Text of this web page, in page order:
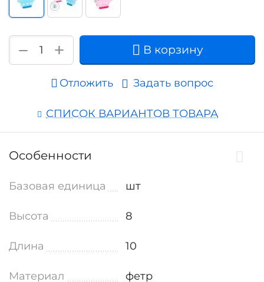
+
− В корзину
Отложить Задать вопрос
СПИСОК ВАРИАНТОВ ТОВАРА
Особенности
Базовая единица шт
Высота 8
Длина 10
Материал фетр